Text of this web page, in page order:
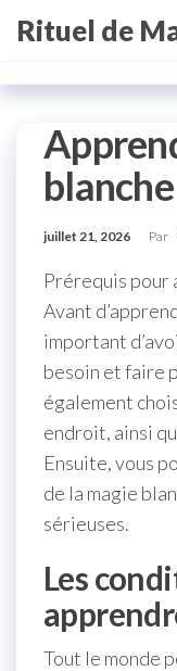
AllerRituel de
blanche
juillet 21, 2026 Par
Prérequis pour
Avant
important
besoin et faire
également
endroit, ainsi
Ensuite, vous
de la magie
sérieuses.
Les
Tout le monde